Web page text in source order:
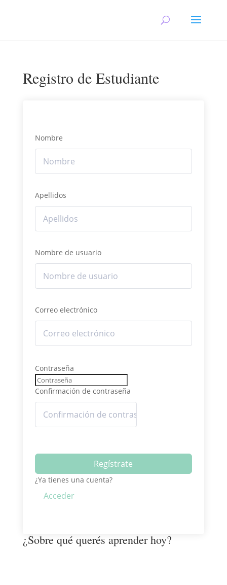
Registro de Estudiante
Nombre
Apellidos
Nombre de usuario
Correo electrónico
Contraseña
Confirmación de contraseña
Regístrate
¿Ya tienes una cuenta?
Acceder
¿Sobre qué querés aprender hoy?